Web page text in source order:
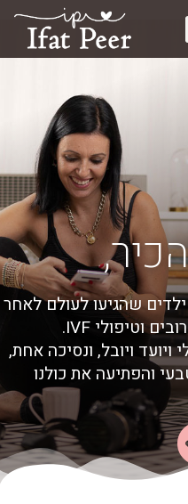
שהגיעו לעולם לאחר
ויועד ויובל, ונסיכה אחת,
והפתיעה את כולנו